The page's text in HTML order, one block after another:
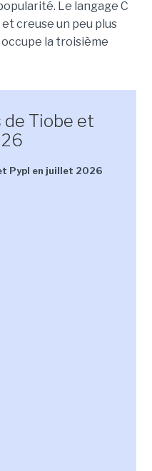
Le langage C
creuse un peu plus
occupe la troisième
de Tiobe et
Pypl en juillet 2026